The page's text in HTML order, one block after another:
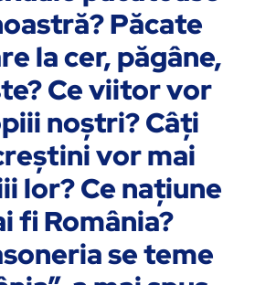
Păcate
la cer, păgâne,
Ce viitor vor
noştri? Câţi
vor mai
lor? Ce naţiune
fi România?
se teme